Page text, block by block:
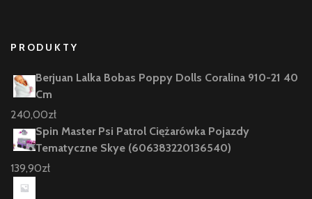
PRODUKTY
Berjuan Lalka Bobas Poppy Dolls Coralina 910-21 40
Cm
240,00zł
Spin Master Psi Patrol Ciężarówka Pojazdy
Tematyczne Skye (606383220136540)
139,90zł